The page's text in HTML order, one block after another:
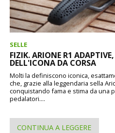
SELLE
FIZIK. ARIONE R1
DELL'ICONA DA CORSA
Molti la definiscono iconica,
che, grazie alla leggendaria sella
conquistando fama e stima da una
pedalatori....
CONTINUA A LEGGERE